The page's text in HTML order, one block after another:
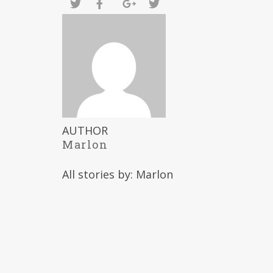
AUTHOR
Marlon
All stories by: Marlon